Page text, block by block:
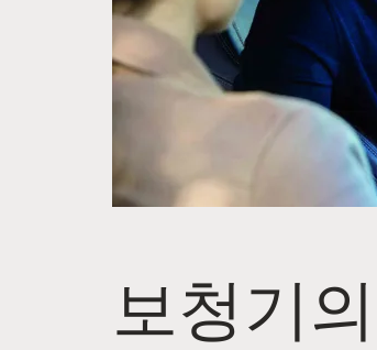
보청기